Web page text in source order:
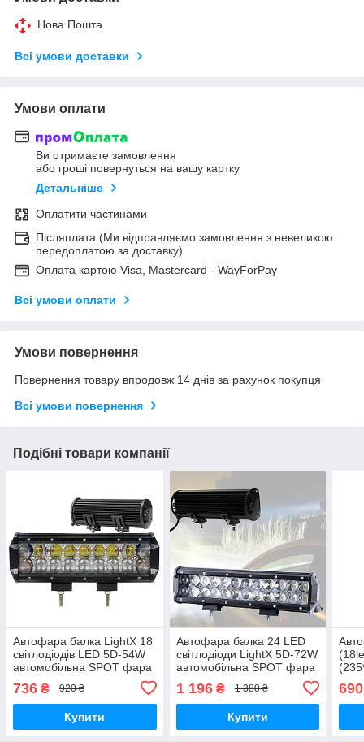
Нова Пошта
Всі умови доставки
Умови оплати
Ви отримаєте замовлення
або гроші повернуться на вашу картку
Детальніше
Оплатити частинами
Післяплата (Ми відправляємо замовлення з невеликою
передоплатою за доставку)
Оплата картою Visa, Mastercard - WayForPay
Всі умови оплати
Умови повернення
Повернення товару впродовж 14 днів за рахунок покупця
Всі умови повернення
Подібні товари компанії
Автофара балка LightX 18
світлодіодів LED 5D-54W
автомобільна SPOT фара
Чорний
736 ₴ 920 ₴
Купити
Автофара балка 24 LED
світлодіоди LightX 5D-72W
автомобільна SPOT фара
1 196₴ 1 380 ₴
Купити
690